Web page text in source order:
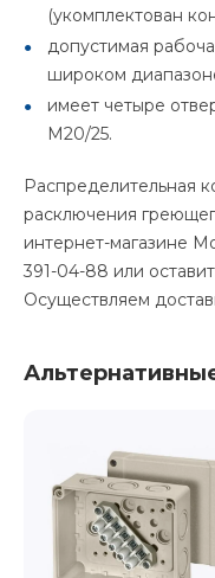
(укомплектован
допустимая
широком
имеет четыре
М20/25.
Распределительная
расключения
интернет-магазине
391-04-88 или
Осуществляем